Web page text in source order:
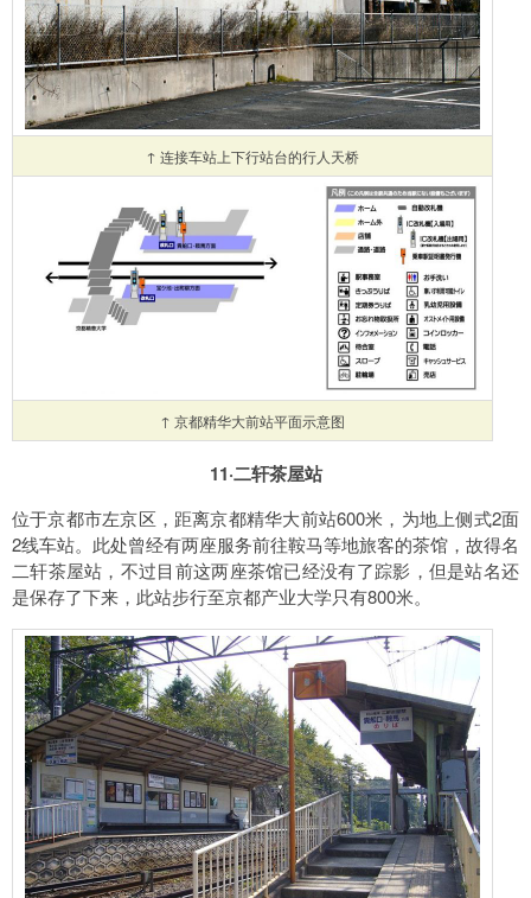
↑ 连接车站上下行站台的行人天桥
↑ 京都精华大前站平面示意图
11·二轩茶屋站
位于京都市左京区，距离京都精华大前站600米，为地上侧式2面
2线车站。此处曾经有两座服务前往鞍马等地旅客的茶馆，故得名
二轩茶屋站，不过目前这两座茶馆已经没有了踪影，但是站名还
是保存了下来，此站步行至京都产业大学只有800米。